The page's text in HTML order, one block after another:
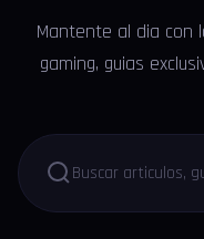
Mantente al dia con
gaming, guias